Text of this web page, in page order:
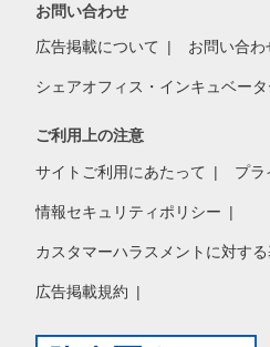
お問い合わせ
広告掲載について お問い合わ
シェアオフィス・インキュベー
ご利用上の注意
サイトご利用にあたって プラ
情報セキュリティポリシー
カスタマーハラスメントに対す
広告掲載規約